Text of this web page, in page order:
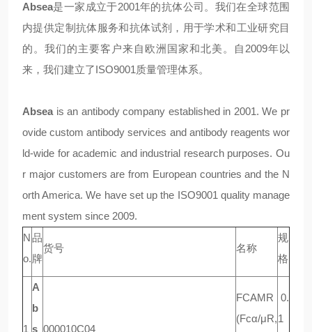
Absea是一家成立于2001年的抗体公司。我们在全球范围
内提供定制抗体服务和抗体试剂，用于学术和工业研究目
的。我们的主要客户来自欧洲国家和北美。自2009年以
来，我们建立了ISO9001质量管理体系。
Absea is an antibody company established in 2001. We pr
ovide custom antibody services and antibody reagents wor
ld-wide for academic and industrial research purposes. Ou
r major customers are from European countries and the N
orth America. We have set up the ISO9001 quality manage
ment system since 2009.
N
o.
品
牌
货号 名称
规
格
1
A
b
s 000010C04
FCAMR
(Fcα/μR,
0.
1